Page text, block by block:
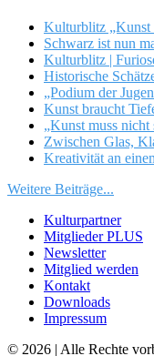
Kulturblitz „Kunst
Schwarz ist nun
Kulturblitz |
Historische
„Podium der
Kunst braucht
„Kunst muss nicht
Zwischen Glas,
Kreativität an
Weitere Beiträge...
Kulturpartner
Mitglieder PLUS
Newsletter
Mitglied werden
Kontakt
Downloads
Impressum
© 2026 | Alle Rechte